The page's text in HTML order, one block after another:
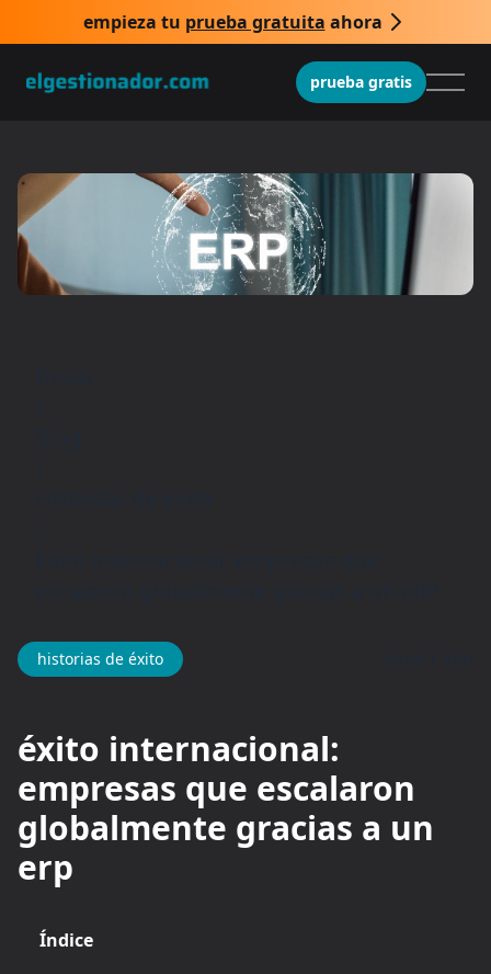
empieza tu prueba gratuita ahora
prueba gratis
historias de éxito
éxito internacional:
empresas que escalaron
globalmente gracias a un
erp
Índice